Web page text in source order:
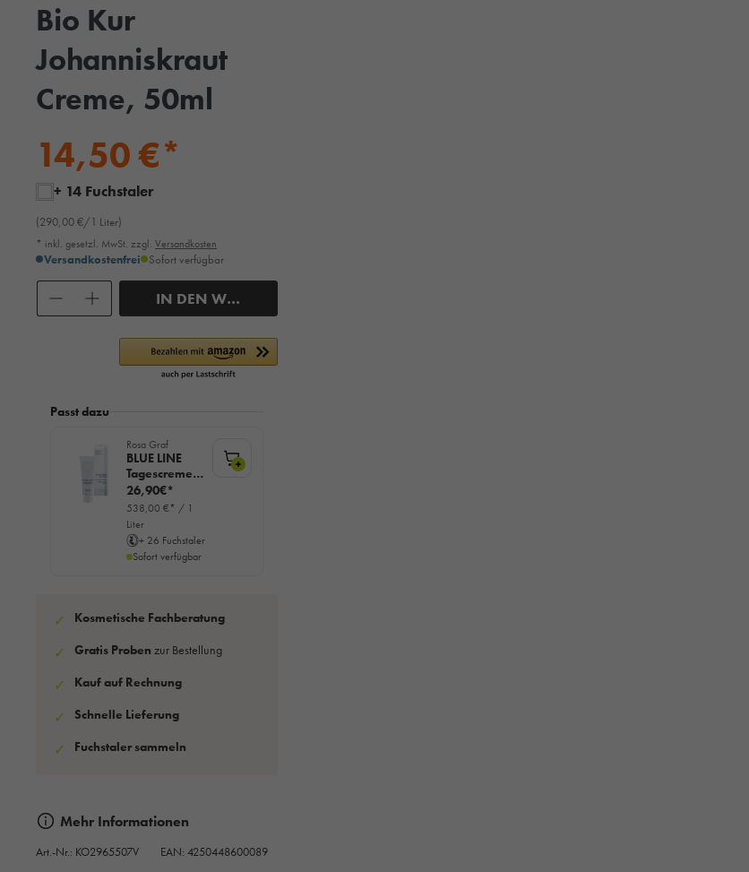
Bio Kur
Johanniskraut
Creme, 50ml
14,50 €*
+ 14 Fuchstaler
(290,00 €/1 Liter)
* inkl. gesetzl. MwSt. zzgl. Versandkosten
Versandkostenfrei Sofort verfügbar
IN DEN WARENKORB
Passt dazu
Rosa Graf
BLUE LINE
Tagescreme
getönt, 50ml
26,90€*
538,00 €* / 1
Liter
+ 26 Fuchstaler
Sofort verfügbar
+
✓ Kosmetische Fachberatung
✓ Gratis Proben zur Bestellung
✓ Kauf auf Rechnung
✓ Schnelle Lieferung
✓ Fuchstaler sammeln
Mehr Informationen
Art.-Nr.: KO2965507V EAN: 4250448600089